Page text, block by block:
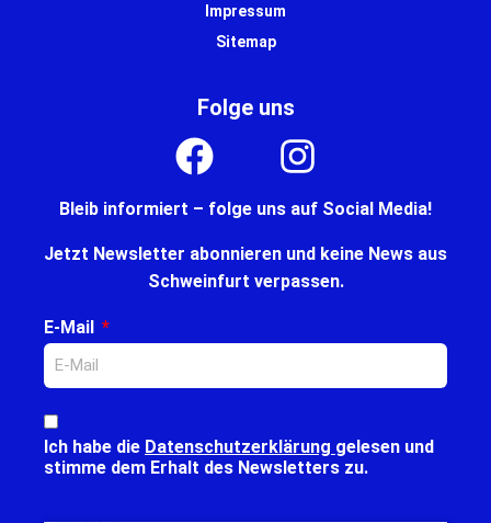
Impressum
Sitemap
Folge uns
Bleib informiert – folge uns auf Social Media!
Jetzt Newsletter abonnieren und keine News aus
Schweinfurt verpassen.
E-Mail
Ich habe die Datenschutzerklärung gelesen und
stimme dem Erhalt des Newsletters zu.